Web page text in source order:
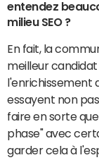
entendez
milieu SEO ?
En fait, la
meilleur
l'enrichissement
essayent non
faire en sorte
phase" avec
garder cela à